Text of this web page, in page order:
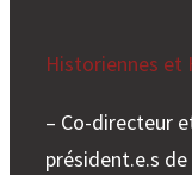
Historiennes et
– Co-directeur
président.e.s